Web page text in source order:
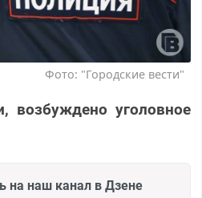
Фото: "Городские вести"
возбуждено уголовное
на наш канал в Дзене